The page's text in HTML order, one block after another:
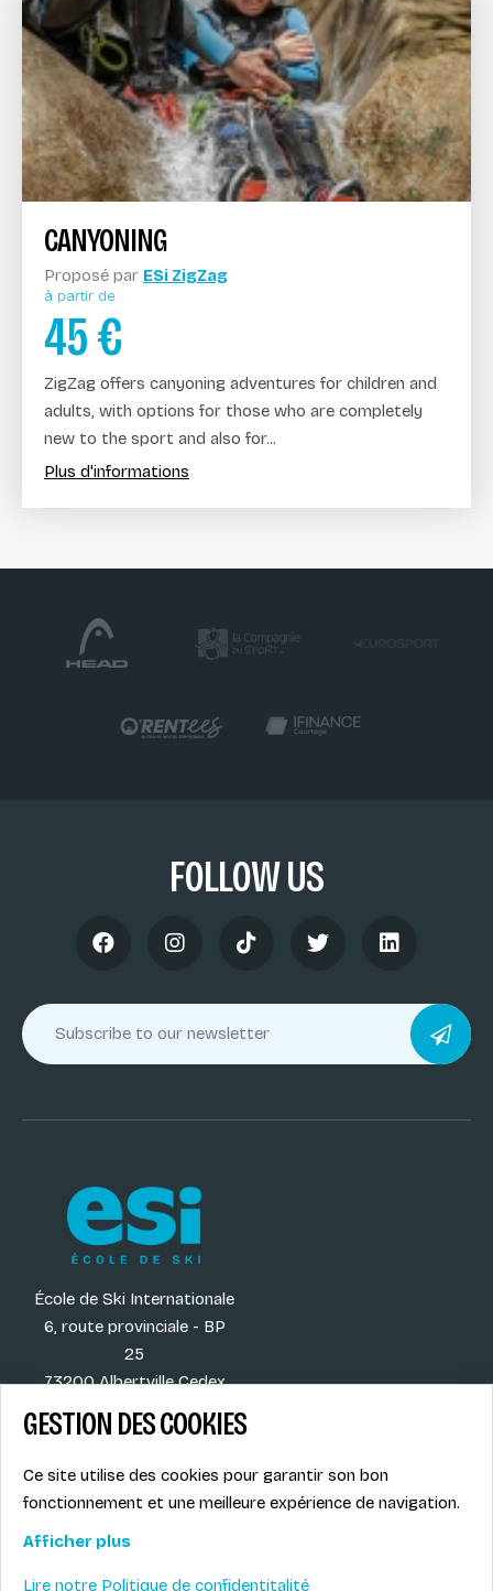
CANYONING
Proposé par ESi ZigZag
à partir de
45€
ZigZag offers canyoning adventures for children and
adults, with options for those who are completely
new to the sport and also for...
Plus d'informations
FOLLOW US
École de Ski Internationale
6, route provinciale - BP
25
73200 Albertville Cedex
France
Our destinations
Our activities
Legal info
GESTION DES COOKIES
Ce site utilise des cookies pour garantir son bon
fonctionnement et une meilleure expérience de navigation.
Afficher plus
Lire notre Politique de confidentitalité